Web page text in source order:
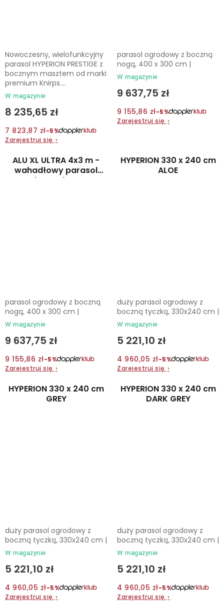
W magazynie
8 235,65 zł
7 823,87 zł−5%
Zarejestruj się ›
Nowoczesny, wielofunkcyjny
parasol HYPERION PRESTIGE z
bocznym masztem od marki
premium Knirps....
W magazynie
9 637,75 zł
9 155,86 zł−5%
Zarejestruj się ›
parasol ogrodowy z boczną
nogą, 400 x 300 cm |
ALU XL ULTRA 4x3 m -
wahadłowy parasol
ogrodowy z bocznym
W magazynie
9 637,75 zł
9 155,86 zł−5%
Zarejestruj się ›
parasol ogrodowy z boczną
nogą, 400 x 300 cm |
HYPERION 330 x 240 cm
ALOE
W magazynie
5 221,10 zł
4 960,05 zł−5%
Zarejestruj się ›
duży parasol ogrodowy z
boczną tyczką, 330x240 cm |
HYPERION 330 x 240 cm
GREY
W magazynie
5 221,10 zł
4 960,05 zł−5%
Zarejestruj się ›
duży parasol ogrodowy z
boczną tyczką, 330x240 cm |
HYPERION 330 x 240 cm
DARK GREY
W magazynie
5 221,10 zł
4 960,05 zł−5%
Zarejestruj się ›
duży parasol ogrodowy z
boczną tyczką, 330x240 cm |